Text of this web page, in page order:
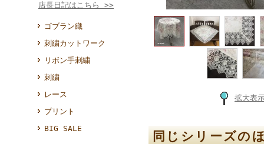
店長日記はこちら >>
ゴブラン織
刺繍カットワーク
リボン手刺繍
刺繍
レース
プリント
BIG SALE
拡大表
同じシリーズの